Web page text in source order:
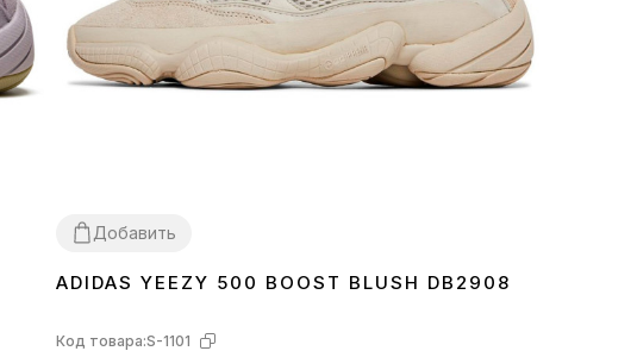
Добавить
37
ADIDAS YEEZY 500 BOOST BLUSH DB2908
Код товара:S-1101